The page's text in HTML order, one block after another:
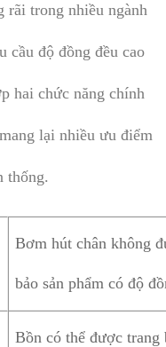
rãi trong nhiều ngành
cầu độ đồng đều cao
hai chức năng chính
lại nhiều ưu điểm
thống.
Bơm hút chân không
bảo sản phẩm có độ
Bồn có thể được trang